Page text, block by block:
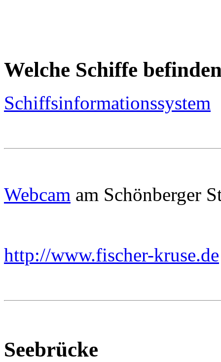
Welche Schiffe
Schiffsinformationssystem
Webcam am Schönberger
http://www.fischer-kruse.de
Seebrücke